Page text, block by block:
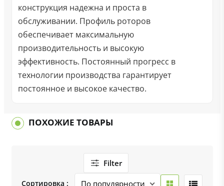
конструкция надежна и проста в
обслуживании. Профиль роторов
обеспечивает максимальную
производительность и высокую
эффективность. Постоянный прогресс в
технологии производства гарантирует
постоянное и высокое качество.
ПОХОЖИЕ ТОВАРЫ
Filter
Сортировка :